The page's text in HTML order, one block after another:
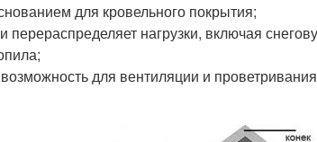
для кровельного покрытия;
перераспределяет нагрузки, включая
возможность для вентиляции и